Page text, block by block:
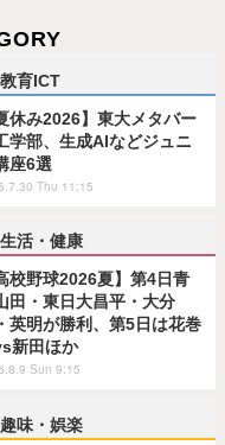
教育ICT
休み2026】東大メタバー
学部、生成AIなどジュニ
座6選
Thu 11:15
生活・健康
校野球2026夏】第4日青
田・東日大昌平・大分
英明が勝利、第5日は花巻
新田ほか
Sun 9:15
趣味・娯楽